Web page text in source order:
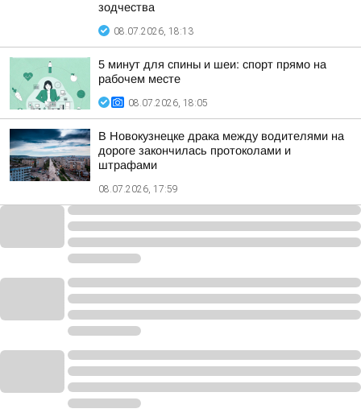
зодчества
08.07.2026, 18:13
5 минут для спины и шеи: спорт прямо на
рабочем месте
08.07.2026, 18:05
В Новокузнецке драка между водителями на
дороге закончилась протоколами и
штрафами
08.07.2026, 17:59